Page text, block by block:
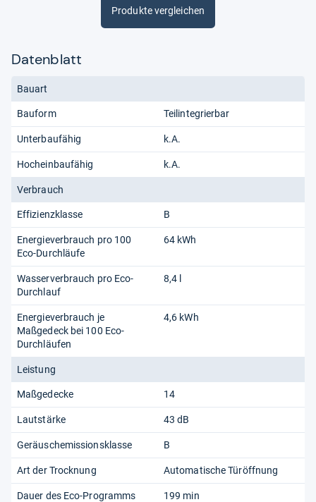
Produkte vergleichen
Datenblatt
Bauart
Bauform Teilintegrierbar
Unterbaufähig k.A.
Hocheinbaufähig k.A.
Verbrauch
Effizienzklasse B
Energieverbrauch pro 100
Eco-Durchläufe
64 kWh
Wasserverbrauch pro Eco-
Durchlauf
8,4 l
Energieverbrauch je
Maßgedeck bei 100 Eco-
Durchläufen
4,6 kWh
Leistung
Maßgedecke 14
Lautstärke 43 dB
Geräuschemissionsklasse B
Art der Trocknung Automatische Türöffnung
Dauer des Eco-Programms 199 min